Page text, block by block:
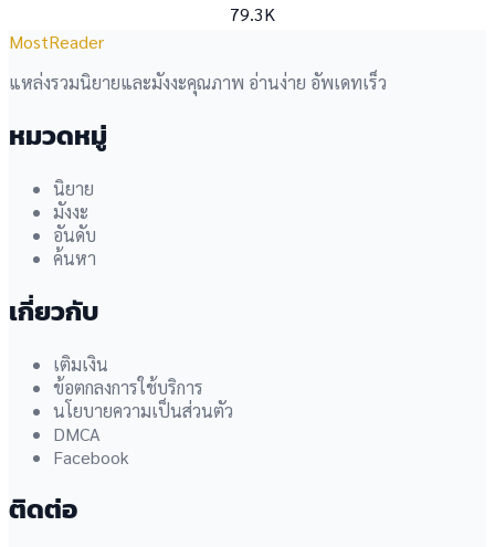
79.3K
MostReader
แหล่งรวมนิยายและมังงะคุณภาพ อ่านง่าย อัพเดทเร็ว
หมวดหมู่
นิยาย
มังงะ
อันดับ
ค้นหา
เกี่ยวกับ
เติมเงิน
ข้อตกลงการใช้บริการ
นโยบายความเป็นส่วนตัว
DMCA
Facebook
ติดต่อ